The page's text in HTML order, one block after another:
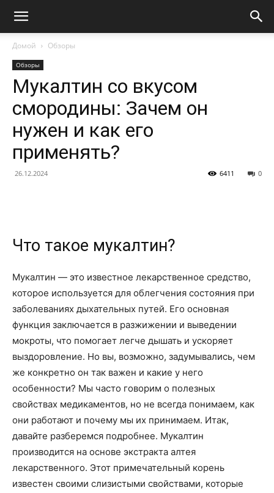
Домой Обзоры
Обзоры
Мукалтин со вкусом
смородины: Зачем он
нужен и как его
применять?
26.12.2024 0
6411
Что такое мукалтин?
Мукалтин — это известное лекарственное средство,
которое используется для облегчения состояния при
заболеваниях дыхательных путей. Его основная
функция заключается в разжижении и выведении
мокроты, что помогает легче дышать и ускоряет
выздоровление. Но вы, возможно, задумывались, чем
же конкретно он так важен и какие у него
особенности? Мы часто говорим о полезных
свойствах медикаментов, но не всегда понимаем, как
они работают и почему мы их принимаем. Итак,
давайте разберемся подробнее. Мукалтин
производится на основе экстракта алтея
лекарственного. Этот примечательный корень
известен своими слизистыми свойствами, которые